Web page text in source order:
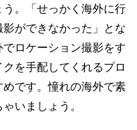
。「せっかく海外に行
ができなかった」とな
ロケーション撮影をす
を手配してくれるプロ
です。憧れの海外で素
いましょう。